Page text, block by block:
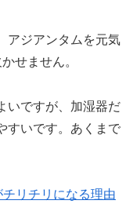
アジアンタムを元気
せません。
いですが、加湿器だ
すいです。あくまで
チリチリになる理由